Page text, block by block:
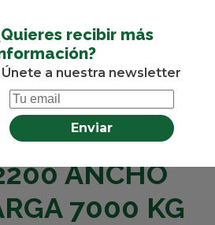
ANCHO
7000 KG
recibir más
Únete a nuestra newsletter